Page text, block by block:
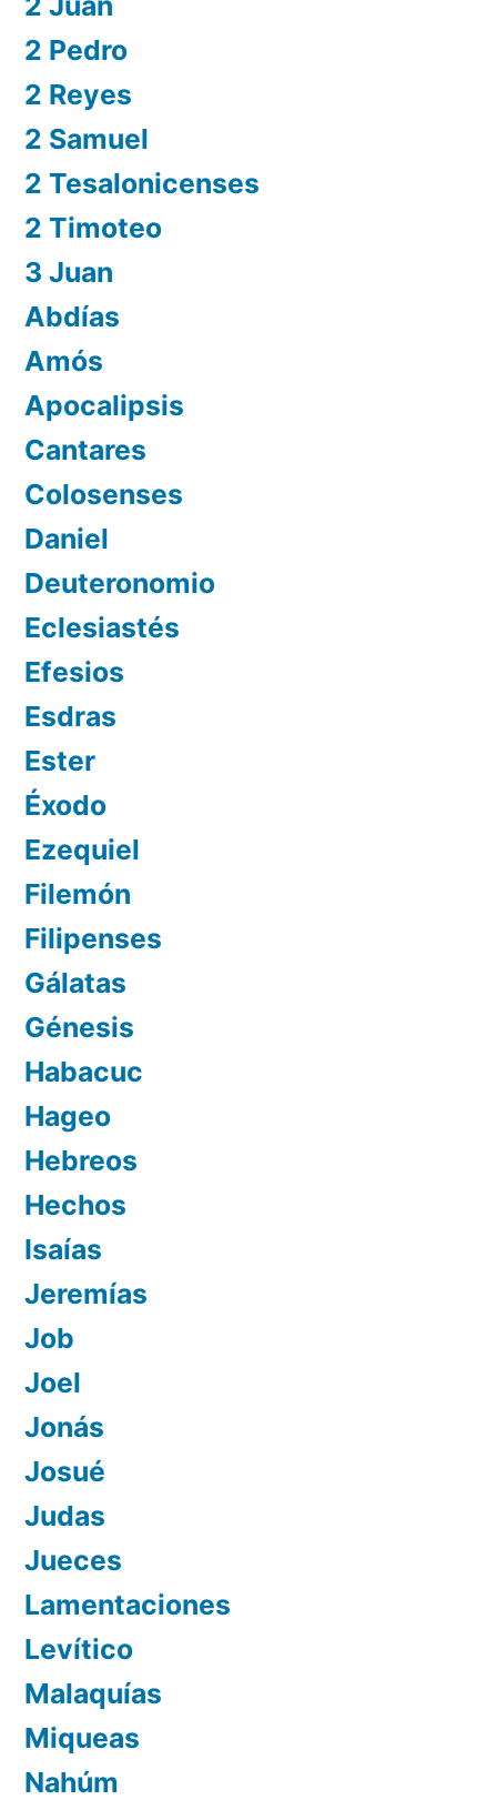
2 Pedro
2 Reyes
2 Samuel
2 Tesalonicenses
2 Timoteo
3 Juan
Abdías
Amós
Apocalipsis
Cantares
Colosenses
Daniel
Deuteronomio
Eclesiastés
Efesios
Esdras
Ester
Éxodo
Ezequiel
Filemón
Filipenses
Gálatas
Génesis
Habacuc
Hageo
Hebreos
Hechos
Isaías
Jeremías
Job
Joel
Jonás
Josué
Judas
Jueces
Lamentaciones
Levítico
Malaquías
Miqueas
Nahúm